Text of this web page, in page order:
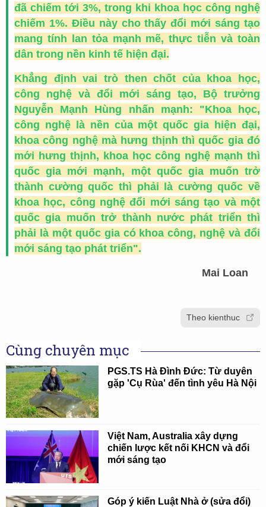
đã chiếm tới 3%, trong khi khoa học công nghệ
chiếm 1%. Điều này cho thấy đổi mới sáng tạo
mang tính lan tỏa mạnh mẽ, thực tiễn và toàn
dân trong nền kinh tế hiện đại.
Khẳng định vai trò then chốt của khoa học,
công nghệ và đổi mới sáng tạo, Bộ trưởng
Nguyễn Mạnh Hùng nhấn mạnh: "Khoa học,
công nghệ là nền của một quốc gia hiện đại,
khoa công nghệ mà hưng thịnh thì quốc gia đó
mới hưng thịnh, khoa học công nghệ mạnh thì
quốc gia mới mạnh, một quốc gia muốn trở
thành cường quốc thì phải là cường quốc về
khoa học, công nghệ đổi mới sáng tạo và một
quốc gia muốn trở thành nước phát triển thì
phải là một quốc gia có khoa công, nghệ và đổi
mới sáng tạo phát triển".
Mai Loan
Theo kienthuc
Cùng chuyên mục
PGS.TS Hà Đình Đức: Từ duyên
gặp 'Cụ Rùa' đến tình yêu Hà Nội
Việt Nam, Australia xây dựng
chiến lược kết nối KHCN và đổi
mới sáng tạo
Góp ý kiến Luật Nhà ở (sửa đổi)